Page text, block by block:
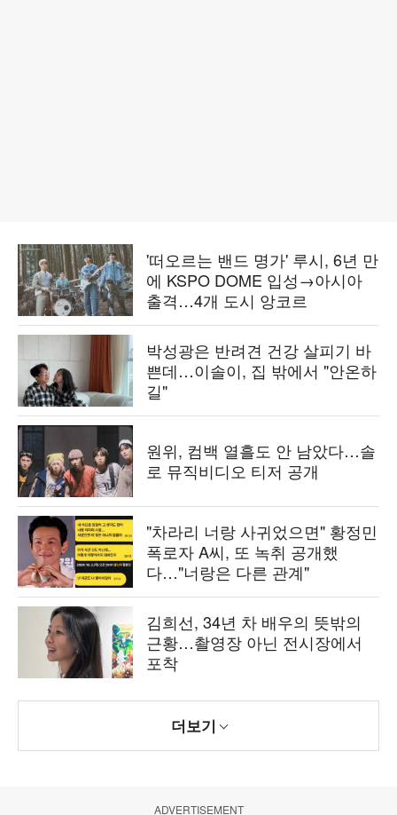
'떠오르는 밴드 명가' 루시, 6년 만
에 KSPO DOME 입성→아시아
출격…4개 도시 앙코르
박성광은 반려견 건강 살피기 바
쁜데…이솔이, 집 밖에서 "안온하
길"
원위, 컴백 열흘도 안 남았다…솔
로 뮤직비디오 티저 공개
"차라리 너랑 사귀었으면" 황정민
폭로자 A씨, 또 녹취 공개했
다…"너랑은 다른 관계"
김희선, 34년 차 배우의 뜻밖의
근황…촬영장 아닌 전시장에서
포착
더보기
ADVERTISEMENT